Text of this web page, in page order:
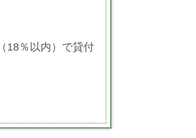
18％以内）で貸付